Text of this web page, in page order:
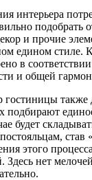
интерьера
подобрать
и прочие
едином стиле.
в
и общей
гостиницы также
будет
став
этого
Здесь нет